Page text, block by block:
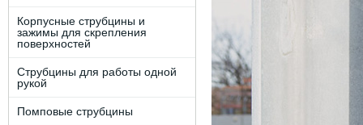
Корпусные струбцины и
зажимы для скрепления
поверхностей
Струбцины для работы одной
рукой
Помповые струбцины